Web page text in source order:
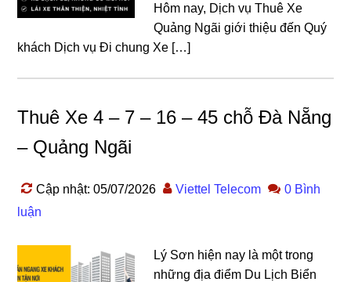
Hôm nay, Dịch vụ Thuê Xe
Quảng Ngãi giới thiệu đến Quý
khách Dịch vụ Đi chung Xe […]
Thuê Xe 4 – 7 – 16 – 45 chỗ Đà Nẵng
– Quảng Ngãi
Cập nhật: 05/07/2026 Viettel Telecom
0 Bình
luận
Lý Sơn hiện nay là một trong
những địa điểm Du Lịch Biển